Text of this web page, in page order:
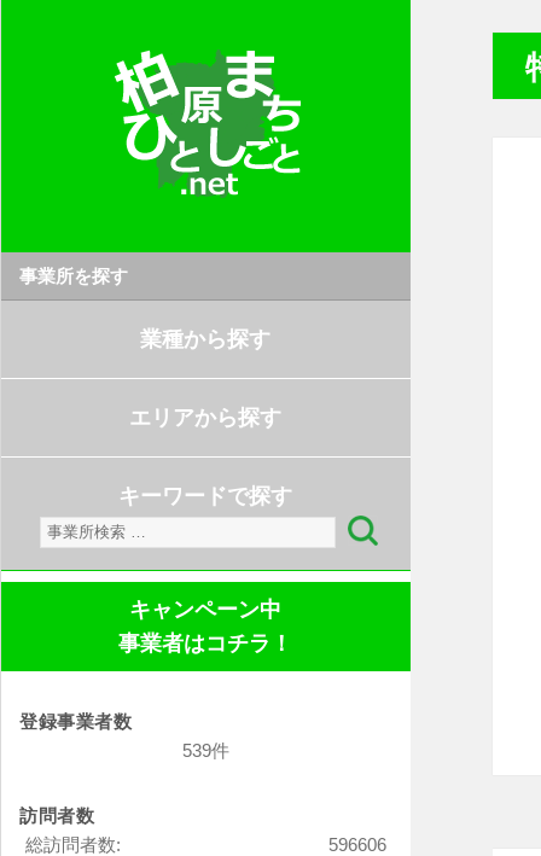
事業所を探す
業種から探す
エリアから探す
キーワードで探す
検
索:
キャンペーン中
事業者はコチラ！
登録事業者数
539件
訪問者数
596606
総訪問者数: